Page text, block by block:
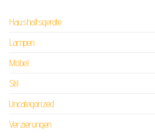
Haushaltsgeräte
Lampen
Möbel
Stil
Uncategorized
Verzierungen